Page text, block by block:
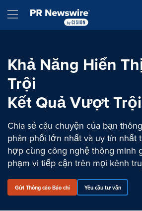
Hamburger menu
Khả Năng Hiển
Trội
Kết Quả Vượt
Chia sẻ câu chuyện của bạn
phân phối lớn nhất và uy tín nhất
hợp cùng công nghệ thông minh
phạm vi tiếp cận trên mọi kênh
Gửi Thông cáo Báo chí Yêu cầu tư vấn